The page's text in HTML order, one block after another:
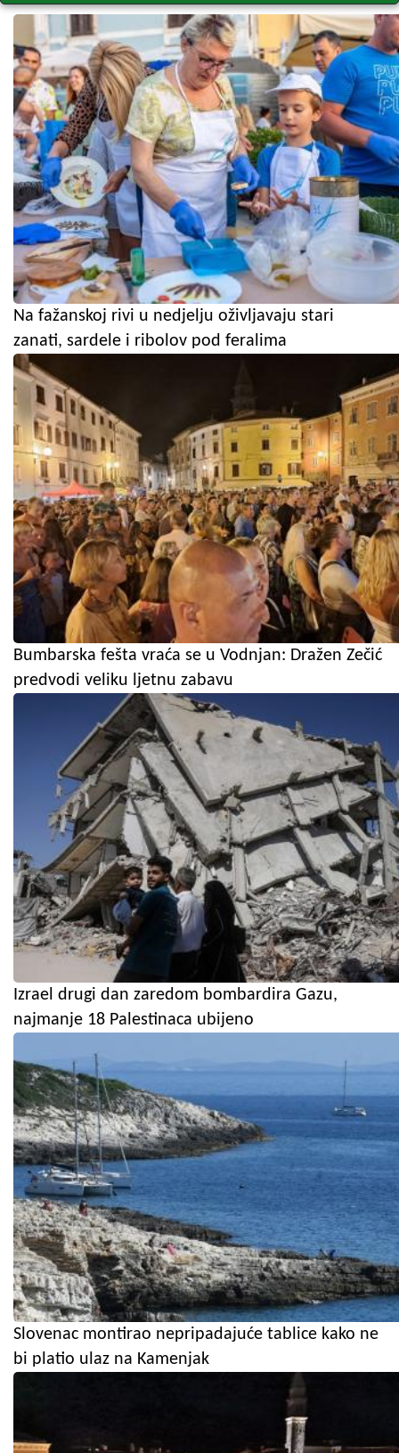
Na fažanskoj rivi u nedjelju oživljavaju stari
zanati, sardele i ribolov pod feralima
Bumbarska fešta vraća se u Vodnjan: Dražen Zečić
predvodi veliku ljetnu zabavu
Izrael drugi dan zaredom bombardira Gazu,
najmanje 18 Palestinaca ubijeno
Slovenac montirao nepripadajuće tablice kako ne
bi platio ulaz na Kamenjak